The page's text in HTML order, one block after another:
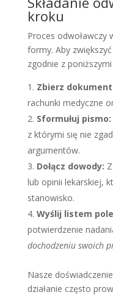
kroku
Proces odwoławczy
formy. Aby
zgodnie z
Zbierz
rachunki medyczne
Sformułuj pismo:
z którymi się nie
argumentów.
Dołącz dowody:
lub opinii lekarskiej,
stanowisko.
Wyślij listem
potwierdzenie
dochodzeniu swoich
Nasze
działanie często